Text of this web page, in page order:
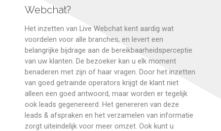
Webchat?
Het inzetten van Live Webchat kent aardig wat
voordelen voor alle branches, en levert een
belangrijke bijdrage aan de bereikbaarheidsperceptie
van uw klanten. De bezoeker kan u elk moment
benaderen met zijn of haar vragen. Door het inzetten
van goed getrainde operators krijgt de klant niet
alleen een goed antwoord, maar worden er tegelijk
ook leads gegenereerd. Het genereren van deze
leads & afspraken en het verzamelen van informatie
zorgt uiteindelijk voor meer omzet. Ook kunt u